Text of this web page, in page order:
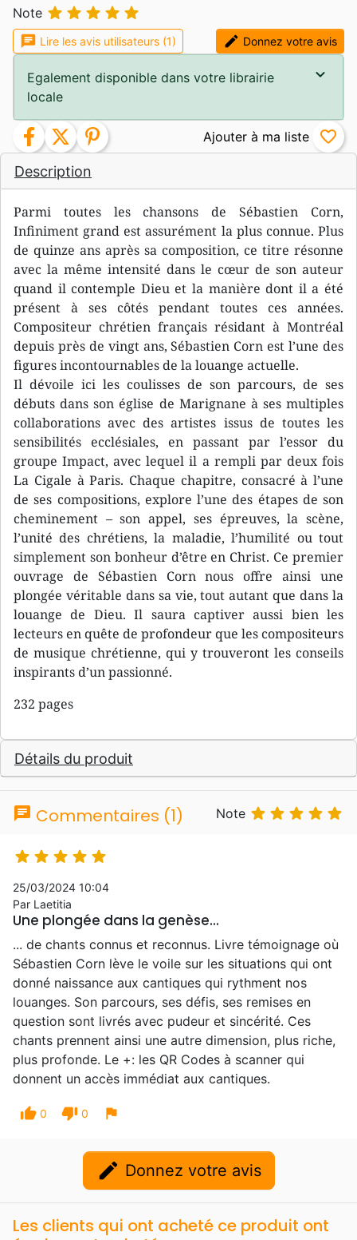
Description
Parmi toutes les chansons de Sébastien Corn,
Infiniment grand est assurément la plus connue. Plus
de quinze ans après sa composition, ce titre résonne
avec la même intensité dans le cœur de son auteur
quand il contemple Dieu et la manière dont il a été
présent à ses côtés pendant toutes ces années.
Compositeur chrétien français résidant à Montréal
depuis près de vingt ans, Sébastien Corn est l’une des
figures incontournables de la louange actuelle.
Il dévoile ici les coulisses de son parcours, de ses
débuts dans son église de Marignane à ses multiples
collaborations avec des artistes issus de toutes les
sensibilités ecclésiales, en passant par l’essor du
groupe Impact, avec lequel il a rempli par deux fois
La Cigale à Paris. Chaque chapitre, consacré à l’une
de ses compositions, explore l’une des étapes de son
cheminement – son appel, ses épreuves, la scène,
l’unité des chrétiens, la maladie, l’humilité ou tout
simplement son bonheur d’être en Christ. Ce premier
ouvrage de Sébastien Corn nous offre ainsi une
plongée véritable dans sa vie, tout autant que dans la
louange de Dieu. Il saura captiver aussi bien les
lecteurs en quête de profondeur que les compositeurs
de musique chrétienne, qui y trouveront les conseils
inspirants d’un passionné.
232 pages
Détails du produit
Note     
chat Lire les avis utilisateurs (1) edit Donnez votre avis
Egalement disponible dans votre librairie
locale
facebook twitter pinterest favorite_border
chat Commentaires (1) Note     
    
25/03/2024 10:04
Par Laetitia
Une plongée dans la genèse...
... de chants connus et reconnus. Livre témoignage où
Sébastien Corn lève le voile sur les situations qui ont
donné naissance aux cantiques qui rythment nos
louanges. Son parcours, ses défis, ses remises en
question sont livrés avec pudeur et sincérité. Ces
chants prennent ainsi une autre dimension, plus riche,
plus profonde. Le +: les QR Codes à scanner qui
donnent un accès immédiat aux cantiques.
thumb_up 0 thumb_down 0 flag
edit Donnez votre avis
Les clients qui ont acheté ce produit ont